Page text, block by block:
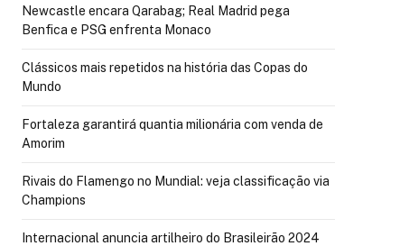
Newcastle encara Qarabag; Real Madrid pega
Benfica e PSG enfrenta Monaco
Clássicos mais repetidos na história das Copas do
Mundo
Fortaleza garantirá quantia milionária com venda de
Amorim
Rivais do Flamengo no Mundial: veja classificação via
Champions
Internacional anuncia artilheiro do Brasileirão 2024